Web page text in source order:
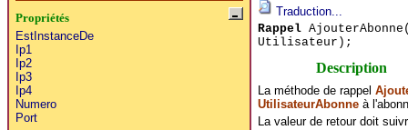
Propriétés
EstInstanceDe
Ip1
Ip2
Ip3
Ip4
Numero
Port
Traduction...
Rappel
Utilisateur);
Description
La méthode de rappel
UtilisateurAbonneà
La valeur de retour doit